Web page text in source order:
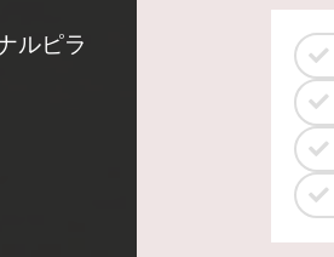
ルピラ